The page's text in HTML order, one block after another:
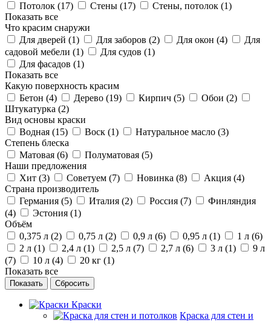
Потолок (17) Стены (17) Стены, потолок (1)
Показать все
Что красим снаружи
Для дверей (1) Для заборов (2) Для окон (4)
Для
садовой мебели (1) Для судов (1)
Для фасадов (1)
Показать все
Какую поверхность красим
Бетон (4) Дерево (19) Кирпич (5) Обои (2)
Штукатурка (2)
Вид основы краски
Водная (15) Воск (1) Натуральное масло (3)
Степень блеска
Матовая (6) Полуматовая (5)
Наши предложения
Хит (3) Советуем (7) Новинка (8) Акция (4)
Страна производитель
Германия (5) Италия (2) Россия (7)
Финляндия
(4) Эстония (1)
Объём
0,375 л (2) 0,75 л (2) 0,9 л (6) 0,95 л (1) 1 л (6)
2 л (1) 2,4 л (1) 2,5 л (7) 2,7 л (6) 3 л (1)
9 л
(7) 10 л (4) 20 кг (1)
Показать все
Сбросить
Краски
Краска для стен и